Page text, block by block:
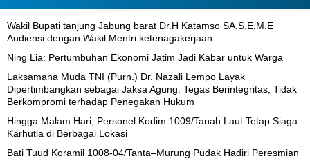
Wakil Bupati tanjung Jabung barat Dr.H Katamso SA.S.E,M.E
Audiensi dengan Wakil Mentri ketenagakerjaan
Ning Lia: Pertumbuhan Ekonomi Jatim Jadi Kabar untuk Warga
Laksamana Muda TNI (Purn.) Dr. Nazali Lempo Layak
Dipertimbangkan sebagai Jaksa Agung: Tegas Berintegritas, Tidak
Berkompromi terhadap Penegakan Hukum
Hingga Malam Hari, Personel Kodim 1009/Tanah Laut Tetap Siaga
Karhutla di Berbagai Lokasi
Bati Tuud Koramil 1008-04/Tanta–Murung Pudak Hadiri Peresmian